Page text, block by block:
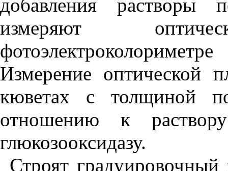
добавления
измеряют
Измерение оптической
кюветах с толщиной
отношению к
глюкозооксидазу.
Строят